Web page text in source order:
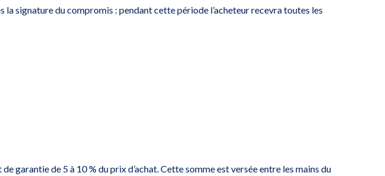
la signature du compromis : pendant cette période l’acheteur recevra toutes les
garantie de 5 à 10 % du prix d’achat. Cette somme est versée entre les mains du